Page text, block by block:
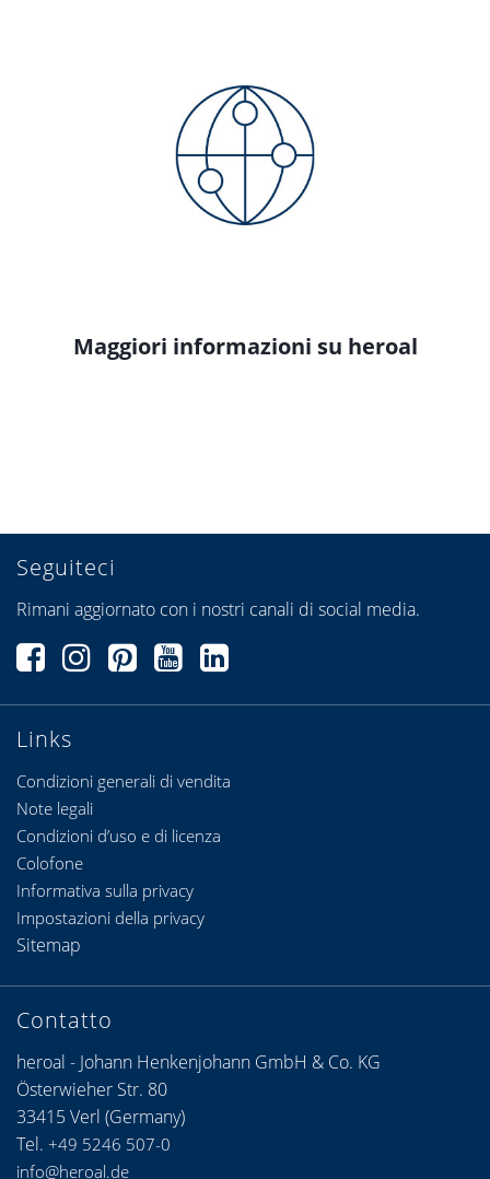
Maggiori informazioni su heroal
Links
Condizioni generali di vendita
Note legali
Condizioni d’uso e di licenza
Seguiteci
Rimani aggiornato con i nostri canali di social media.
Contatto
heroal - Johann Henkenjohann GmbH & Co. KG
Österwieher Str. 80
33415 Verl (Germany)
Tel. +49 5246 507-0
info@heroal.de
Colofone
Informativa sulla privacy
Impostazioni della privacy
Sitemap